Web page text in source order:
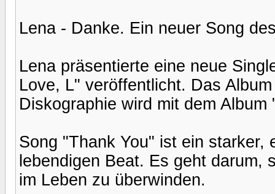
Lena - Danke. Ein neuer Song
Lena präsentierte eine neue
Love, L" veröffentlicht. Das
Diskographie wird mit dem
Song "Thank You" ist ein starker,
lebendigen Beat. Es geht
im Leben zu überwinden.